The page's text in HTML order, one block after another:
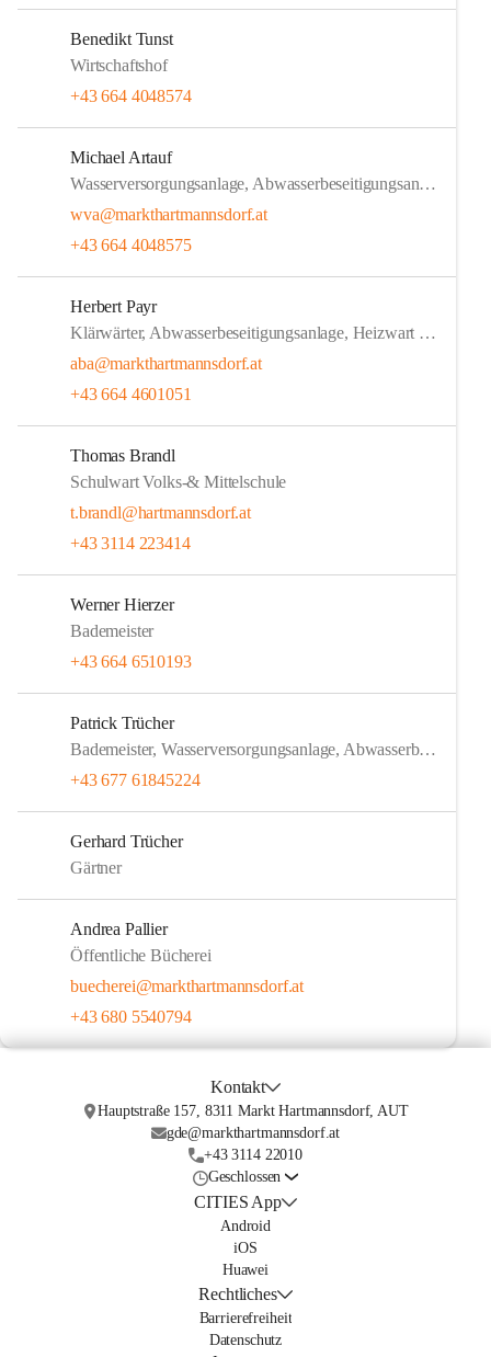
Benedikt Tunst
Wirtschaftshof
+43 664 4048574
Michael Artauf
Wasserversorgungsanlage, Abwasserbeseitigungsanlage, Ortswärme
wva@markthartmannsdorf.at
+43 664 4048575
Herbert Payr
Klärwärter, Abwasserbeseitigungsanlage, Heizwart Ortswärmeversorgungsanlage
aba@markthartmannsdorf.at
+43 664 4601051
Thomas Brandl
Schulwart Volks-& Mittelschule
t.brandl@hartmannsdorf.at
+43 3114 223414
Werner Hierzer
Bademeister
+43 664 6510193
Patrick Trücher
Bademeister, Wasserversorgungsanlage, Abwasserbeseitungsanlage
+43 677 61845224
Gerhard Trücher
Gärtner
Andrea Pallier
Öffentliche Bücherei
buecherei@markthartmannsdorf.at
+43 680 5540794
Kontakt
Hauptstraße 157, 8311 Markt Hartmannsdorf, AUT
gde@markthartmannsdorf.at
+43 3114 22010
Geschlossen
CITIES App
Android
iOS
Huawei
Rechtliches
Barrierefreiheit
Datenschutz